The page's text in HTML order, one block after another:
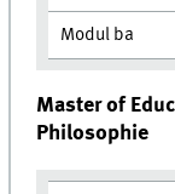
Modul ba
Master of
Philosophie